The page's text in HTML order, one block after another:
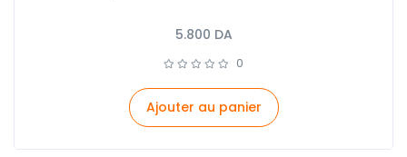
5.800 DA
0
Ajouter au panier